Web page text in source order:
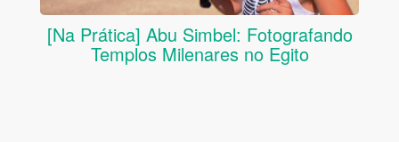
[Na Prática] Abu Simbel: Fotografando
Templos Milenares no Egito